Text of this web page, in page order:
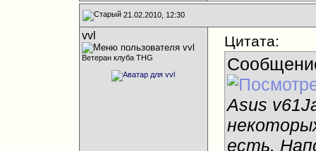
21.02.2010, 12:30
vvl
Ветеран клуба THG
Цитата:
Asus
есть.